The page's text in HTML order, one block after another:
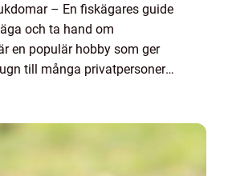
– En fiskägares guide
och ta hand om
en populär hobby som ger
till många privatpersoner.